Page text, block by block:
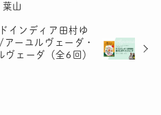
山
インディア田村ゆ
ーユルヴェーダ・
ヴェーダ（全6回）